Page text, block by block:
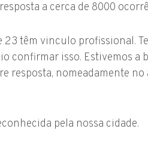
a cerca de 8000
têm vinculo profissional.
confirmar isso. Estivemos a
resposta, nomeadamente no
pela nossa cidade.